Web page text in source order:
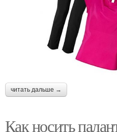
читать дальше →
Как носить